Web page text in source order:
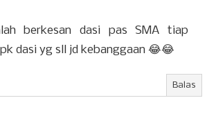
berkesan dasi pas SMA tiap
dasi yg sll jd kebanggaan 😂😂
Balas